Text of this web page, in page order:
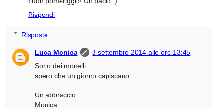
Rispondi
Risposte
Luca Monica
3 settembre 2014 alle ore 13:45
Sono dei monelli...
spero che un giorno capiscano....
Un abbraccio
Monica